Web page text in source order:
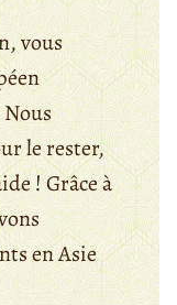
vous
le rester,
! Grâce à
en Asie